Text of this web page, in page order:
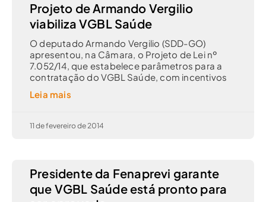
Projeto de Armando Vergilio
viabiliza VGBL Saúde
O deputado Armando Vergilio (SDD-GO)
apresentou, na Câmara, o Projeto de Lei nº
7.052/14, que estabelece parâmetros para a
contratação do VGBL Saúde, com incentivos
Leia mais
11 de fevereiro de 2014
Presidente da Fenaprevi garante
que VGBL Saúde está pronto para